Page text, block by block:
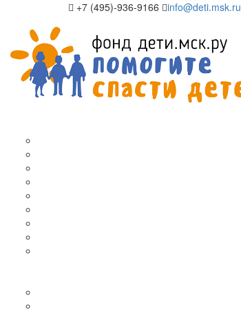
+7 (495)-936-9166
info@deti.msk.ru